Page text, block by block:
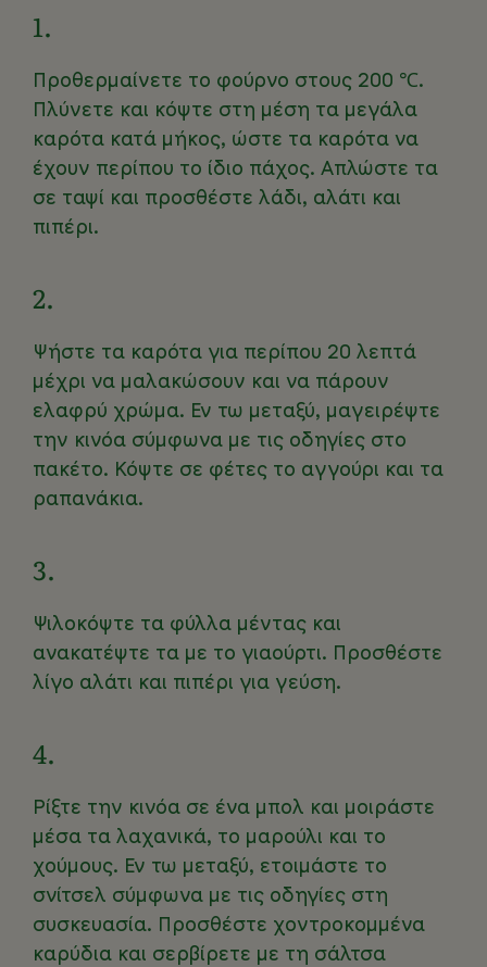
1.
Προθερμαίνετε το φούρνο στους 200 ℃.
Πλύνετε και κόψτε στη μέση τα μεγάλα
καρότα κατά μήκος, ώστε τα καρότα να
έχουν περίπου το ίδιο πάχος. Απλώστε τα
σε ταψί και προσθέστε λάδι, αλάτι και
πιπέρι.
2.
Ψήστε τα καρότα για περίπου 20 λεπτά
μέχρι να μαλακώσουν και να πάρουν
ελαφρύ χρώμα. Εν τω μεταξύ, μαγειρέψτε
την κινόα σύμφωνα με τις οδηγίες στο
πακέτο. Κόψτε σε φέτες το αγγούρι και τα
ραπανάκια.
3.
Ψιλοκόψτε τα φύλλα μέντας και
ανακατέψτε τα με το γιαούρτι. Προσθέστε
λίγο αλάτι και πιπέρι για γεύση.
4.
Ρίξτε την κινόα σε ένα μπολ και μοιράστε
μέσα τα λαχανικά, το μαρούλι και το
χούμους. Εν τω μεταξύ, ετοιμάστε το
σνίτσελ σύμφωνα με τις οδηγίες στη
συσκευασία. Προσθέστε χοντροκομμένα
καρύδια και σερβίρετε με τη σάλτσα